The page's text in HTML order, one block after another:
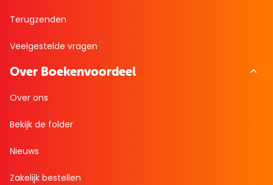
Terugzenden
Veelgestelde vragen
Over Boekenvoordeel
Over ons
Bekijk de folder
Nieuws
Zakelijk bestellen